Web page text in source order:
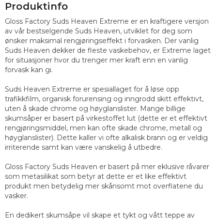
Produktinfo
Gloss Factory Suds Heaven Extreme er en kraftigere versjon
av vår bestselgende Suds Heaven, utviklet for deg som
ønsker maksimal rengjøringseffekt i forvasken. Der vanlig
Suds Heaven dekker de fleste vaskebehov, er Extreme laget
for situasjoner hvor du trenger mer kraft enn en vanlig
forvask kan gi.
Suds Heaven Extreme er spesiallaget for å løse opp
trafikkfilm, organisk forurensing og inngrodd skitt effektivt,
uten å skade chrome og høyglanslister. Mange billige
skumsåper er basert på virkestoffet lut (dette er et effektivt
rengjøringsmiddel, men kan ofte skade chrome, metall og
høyglanslister). Dette kaller vi ofte alkalisk brann og er veldig
irriterende samt kan være vanskelig å utbedre.
Gloss Factory Suds Heaven er basert på mer eklusive råvarer
som metasilikat som betyr at dette er et like effektivt
produkt men betydelig mer skånsomt mot overflatene du
vasker.
En dedikert skumsåpe vil skape et tykt og vått teppe av